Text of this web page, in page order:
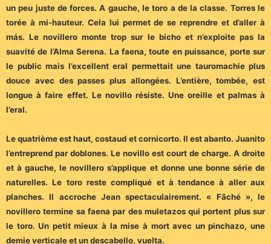
un peu juste de forces. A gauche, le toro a de la classe. Torres le
torée à mi-hauteur. Cela lui permet de se reprendre et d’aller à
más. Le novillero monte trop sur le bicho et n’exploite pas la
suavité de l’Alma Serena. La faena, toute en puissance, porte sur
le public mais l’excellent eral permettait une tauromachie plus
douce avec des passes plus allongées. L’entière, tombée, est
longue à faire effet. Le novillo résiste. Une oreille et palmas à
l’eral.
Le quatrième est haut, costaud et cornicorto. Il est abanto. Juanito
l’entreprend par doblones. Le novillo est court de charge. A droite
et à gauche, le novillero s’applique et donne une bonne série de
naturelles. Le toro reste compliqué et à tendance à aller aux
planches. Il accroche Jean spectaculairement. « Fâché », le
novillero termine sa faena par des muletazos qui portent plus sur
le toro. Un petit mieux à la mise à mort avec un pinchazo, une
demie verticale et un descabello, vuelta.